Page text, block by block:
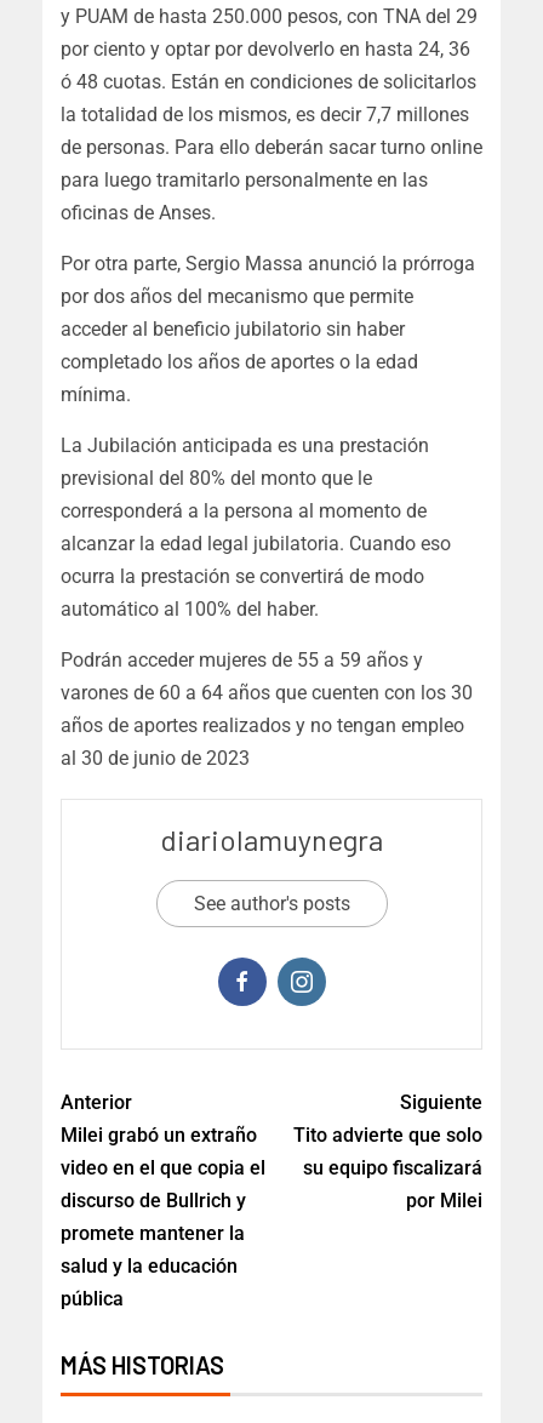
y PUAM de hasta 250.000 pesos, con TNA del 29
por ciento y optar por devolverlo en hasta 24, 36
ó 48 cuotas. Están en condiciones de solicitarlos
la totalidad de los mismos, es decir 7,7 millones
de personas. Para ello deberán sacar turno online
para luego tramitarlo personalmente en las
oficinas de Anses.
Por otra parte, Sergio Massa anunció la prórroga
por dos años del mecanismo que permite
acceder al beneficio jubilatorio sin haber
completado los años de aportes o la edad
mínima.
La Jubilación anticipada es una prestación
previsional del 80% del monto que le
corresponderá a la persona al momento de
alcanzar la edad legal jubilatoria. Cuando eso
ocurra la prestación se convertirá de modo
automático al 100% del haber.
Podrán acceder mujeres de 55 a 59 años y
varones de 60 a 64 años que cuenten con los 30
años de aportes realizados y no tengan empleo
al 30 de junio de 2023
diariolamuynegra
See author's posts
Anterior
Milei grabó un extraño
video en el que copia el
discurso de Bullrich y
promete mantener la
salud y la educación
pública
Siguiente
Tito advierte que solo
su equipo fiscalizará
por Milei
MÁS HISTORIAS